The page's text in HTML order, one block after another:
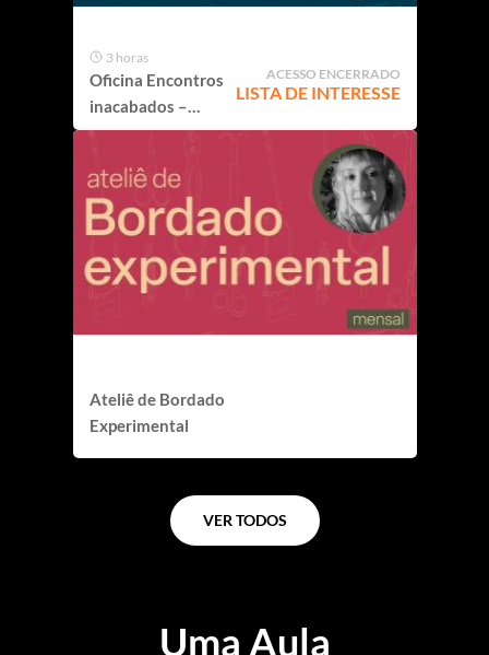
3 horas
Oficina Encontros
inacabados –
Oficina para
esquecidos
ACESSO ENCERRADO
LISTA DE INTERESSE
Ateliê de Bordado
Experimental
VER TODOS
Uma Aula